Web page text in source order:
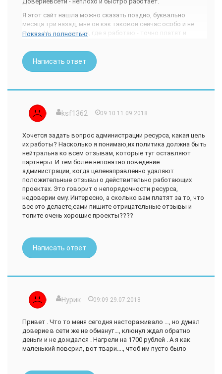
Я этот сайт нашла можно сказать поздно, буквально
месяца три назад, мне он как таковой сейчас особо и не
нужен. На всех сайтах, где я работаю - точно платят и
еще. Я в то время находила некоторые сайты, писала там,
тратила время, а мне оплаты не было и если бы я
проверила его - сразу бы такие сайты бросила. Хотя и
На сегодня я с уверенностью проверяла многие такие как
Большой Вопрос и он выпал можно сказать с отличной
отличная репутация и положительные отзывы, к тому же
лично проверены на счет оплаты.
Сайт простой, легко проверить, просто копируем адресную
строку и вставляем ее в окно и нажимаем кнопку "
проверка сайта" и все ниже выходит информация об этом
есть там и риск в процентах, и срок существования сайта и
краткие отзывы в комментариях и можно оставлять свои.
Показать полностью
Написать ответ
ksf1362 09:10 11.09.2018
Хочется задать вопрос администрации ресурса, какая цель
их работы? Насколько я понимаю,их политика должна быть
нейтральна ко всем отзывам, которые тут оставляют
партнеры. И тем более непонятно поведение
администрации, когда целенаправленно удаляют
положительные отзывы о действительно работающих
проектах. Это говорит о непорядочности ресурса,
недоверии ему. Интересно, а сколько вам платят за то, что
все это делаете,сами пишите отрицательные отзывы и
топите очень хорошие проекты????
Написать ответ
Нурик 09:09 29.07.2018
Привет . Что то меня сегодня настораживало …, но думал
доверие в сети же не обманут…, клюнул ждал обратно
деньги и не дождался . Нагрели на 1700 рублей . А я как
маленький поверил, вот твари…., чтоб им пусто было